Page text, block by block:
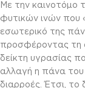
Με την καινοτόμο
φυτικών ινών που
εσωτερικό της
προσφέροντας τη
δείκτη υγρασίας
αλλαγή η πάνα
διαρροές. Έτσι,